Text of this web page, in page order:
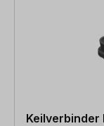
Keilverbinder